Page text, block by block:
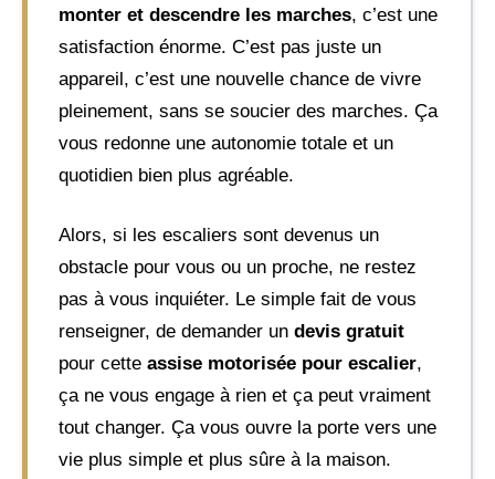
monter et descendre les marches, c’est une
satisfaction énorme. C’est pas juste un
appareil, c’est une nouvelle chance de vivre
pleinement, sans se soucier des marches. Ça
vous redonne une autonomie totale et un
quotidien bien plus agréable.
Alors, si les escaliers sont devenus un
obstacle pour vous ou un proche, ne restez
pas à vous inquiéter. Le simple fait de vous
renseigner, de demander un devis gratuit
pour cette assise motorisée pour escalier,
ça ne vous engage à rien et ça peut vraiment
tout changer. Ça vous ouvre la porte vers une
vie plus simple et plus sûre à la maison.